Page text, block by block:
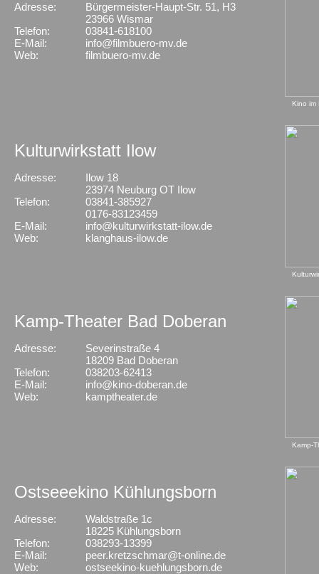
Adresse:
Telefon:
E-Mail:
Web:
Bürgermeister-Haupt-Str. 51, H3
23966 Wismar
03841-618100
info@filmbuero-mv.de
filmbuero-mv.de
Kino im
Kulturwirkstatt Ilow
Adresse:
Telefon:
E-Mail:
Web:
Ilow 18
23974 Neuburg OT Ilow
03841-385927
0176-83123459
info@kulturwirkstatt-ilow.de
klanghaus-ilow.de
Kamp-Theater Bad Doberan
Adresse:
Telefon:
E-Mail:
Web:
Severinstraße 4
18209 Bad Doberan
038203-62413
info@kino-doberan.de
kamptheater.de
Kamp-
Ostseeekino Kühlungsborn
Adresse:
Telefon:
E-Mail:
Web:
Waldstraße 1c
18225 Kühlungsborn
038293-13399
peer.kretzschmar@t-online.de
ostseekino-kuehlungsborn.de